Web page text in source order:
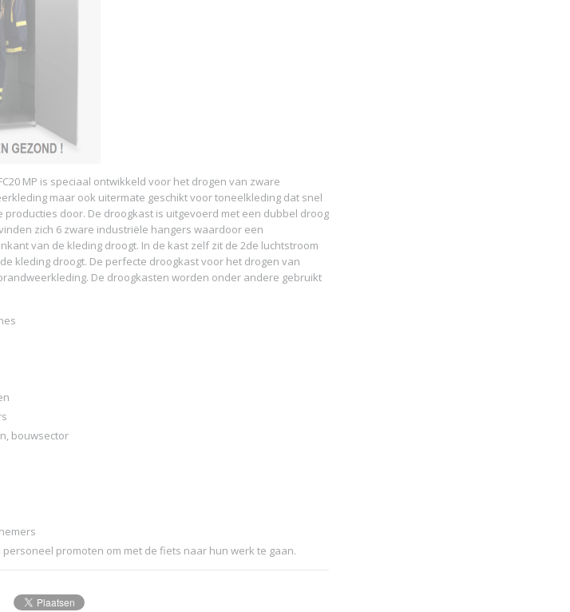
MP is speciaal ontwikkeld voor het drogen van zware
maar ook uitermate geschikt voor toneelkleding dat snel
producties door. De droogkast is uitgevoerd met een dubbel droog
zich 6 zware industriële hangers waardoor een
van de kleding droogt. In de kast zelf zit de 2de luchtstroom
kleding droogt. De perfecte droogkast voor het drogen van
De droogkasten worden onder andere gebruikt
bouwsector
promoten om met de fiets naar hun werk te gaan.